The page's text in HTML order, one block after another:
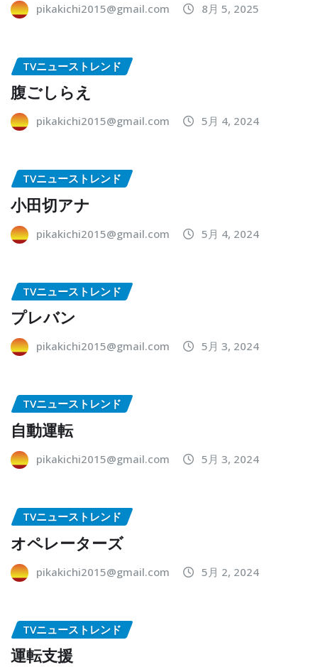
pikakichi2015@gmail.com 8月 5, 2025
TVニューストレンド
腹ごしらえ
pikakichi2015@gmail.com 5月 4, 2024
TVニューストレンド
小田切アナ
pikakichi2015@gmail.com 5月 4, 2024
TVニューストレンド
プレバン
pikakichi2015@gmail.com 5月 3, 2024
TVニューストレンド
自動運転
pikakichi2015@gmail.com 5月 3, 2024
TVニューストレンド
オペレーターズ
pikakichi2015@gmail.com 5月 2, 2024
TVニューストレンド
運転支援